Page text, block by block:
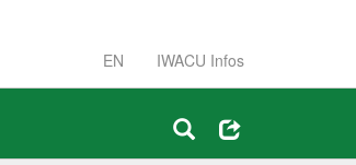
EN IWACU Infos